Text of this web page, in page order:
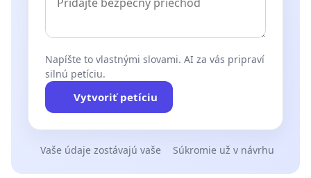
Napíšte to vlastnými slovami. AI za vás pripraví
silnú petíciu.
Vytvoriť petíciu
Vaše údaje zostávajú vaše Súkromie už v návrhu